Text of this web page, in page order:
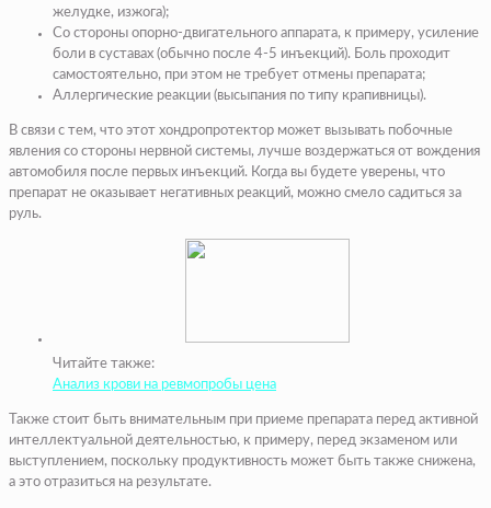
желудке, изжога);
Со стороны опорно-двигательного аппарата, к примеру, усиление
боли в суставах (обычно после 4-5 инъекций). Боль проходит
самостоятельно, при этом не требует отмены препарата;
Аллергические реакции (высыпания по типу крапивницы).
В связи с тем, что этот хондропротектор может вызывать побочные
явления со стороны нервной системы, лучше воздержаться от вождения
автомобиля после первых инъекций. Когда вы будете уверены, что
препарат не оказывает негативных реакций, можно смело садиться за
руль.
Читайте также:
Анализ крови на ревмопробы цена
Также стоит быть внимательным при приеме препарата перед активной
интеллектуальной деятельностью, к примеру, перед экзаменом или
выступлением, поскольку продуктивность может быть также снижена,
а это отразиться на результате.